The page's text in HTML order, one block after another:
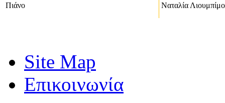
Πιάνο Ναταλία
Site Map
Επικοινωνία